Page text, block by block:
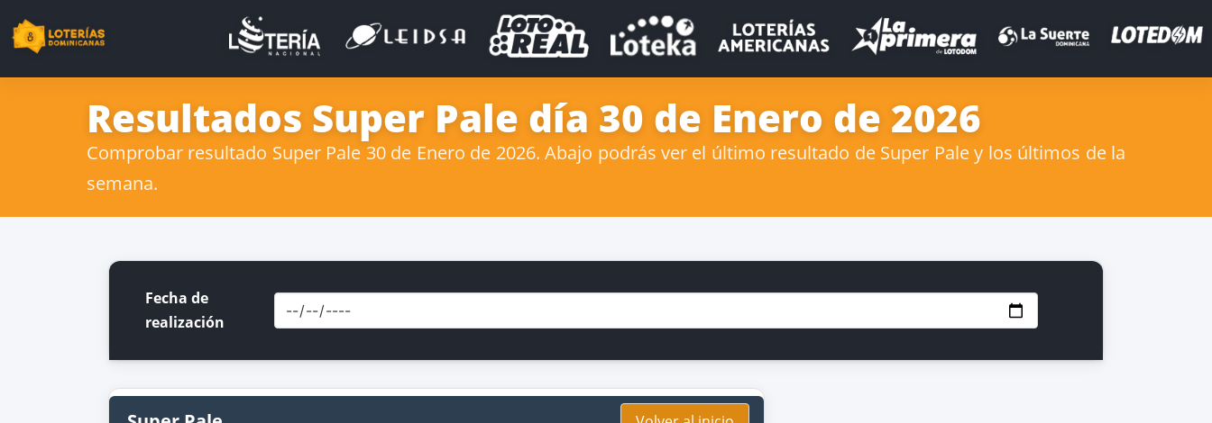
Resultados Super Pale día 30 de Enero de 2026
Comprobar resultado Super Pale 30 de Enero de 2026. Abajo podrás ver el último resultado de Super Pale y los últimos de la
semana.
Fecha de
realización